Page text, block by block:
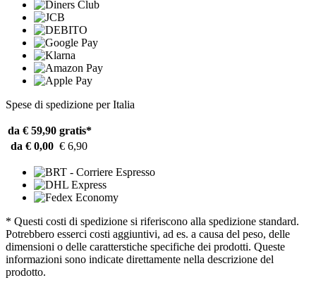
Spese di spedizione per Italia
da € 59,90 gratis*
da € 0,00 € 6,90
* Questi costi di spedizione si riferiscono alla spedizione standard.
Potrebbero esserci costi aggiuntivi, ad es. a causa del peso, delle
dimensioni o delle caratterstiche specifiche dei prodotti. Queste
informazioni sono indicate direttamente nella descrizione del
prodotto.